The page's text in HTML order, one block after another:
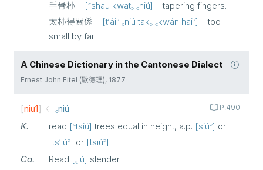
手骨㭂
꜂shau kwat꜆ ꜀niú
tapering fingers.
太㭂得關係
t‘ái꜄ ꜀niú tak꜆ ꜀kwán hai꜅
too
small by far.
A Chinese Dictionary in the Cantonese Dialect
Ernest John Eitel (歐德理), 1877
P.490
[niu1] ꜀niú
K. read ꜂tsiú trees equal in height, a.p. siú꜄ or
ts‘iú꜄ or tsiú꜄ .
Ca.
Read ꜀iú
slender.